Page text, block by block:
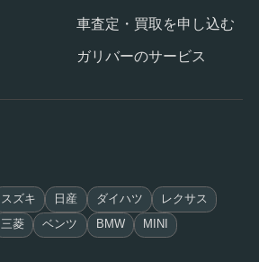
車査定・買取を申し込む
ガリバーのサービス
スズキ 日産 ダイハツ レクサス
三菱 ベンツ BMW MINI